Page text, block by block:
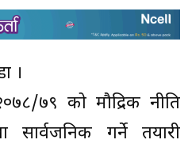
।
७९ को मौद्रिक नीति
सार्वजनिक गर्ने तयारी